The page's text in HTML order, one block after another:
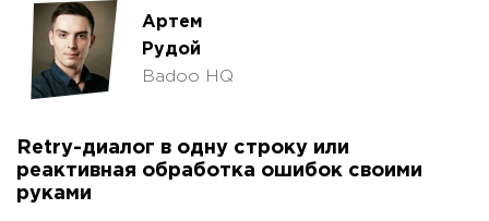
Артем
Рудой
Badoo HQ
Retry-диалог в одну строку или
реактивная обработка ошибок своими
руками